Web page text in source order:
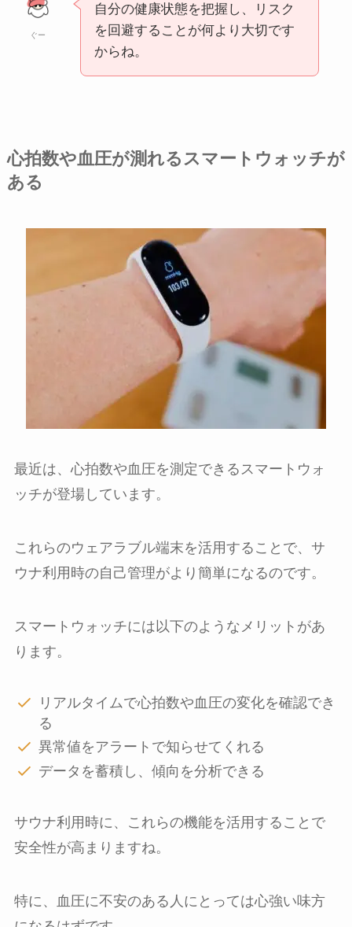
ぐー
自分の健康状態を把握し、リスク
を回避することが何より大切です
からね。
心拍数や血圧が測れるスマートウォッチが
ある
最近は、心拍数や血圧を測定できるスマートウォ
ッチが登場しています。
これらのウェアラブル端末を活用することで、サ
ウナ利用時の自己管理がより簡単になるのです。
スマートウォッチには以下のようなメリットがあ
ります。
リアルタイムで心拍数や血圧の変化を確認でき
る
異常値をアラートで知らせてくれる
データを蓄積し、傾向を分析できる
サウナ利用時に、これらの機能を活用することで
安全性が高まりますね。
特に、血圧に不安のある人にとっては心強い味方